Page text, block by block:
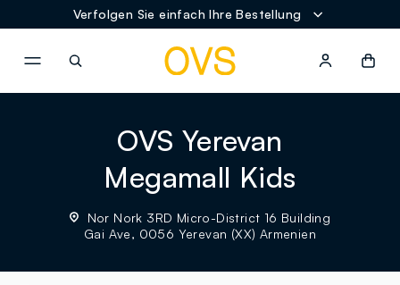
Verfolgen Sie einfach Ihre Bestellung
OVS Yerevan
Megamall Kids
Nor Nork 3RD Micro-District 16 Building
Gai Ave, 0056 Yerevan (XX) Armenien